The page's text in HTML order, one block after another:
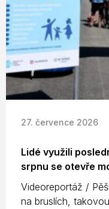
27. července 2026
Lidé využili
srpnu se otevře
Videoreportáž /
na bruslích,